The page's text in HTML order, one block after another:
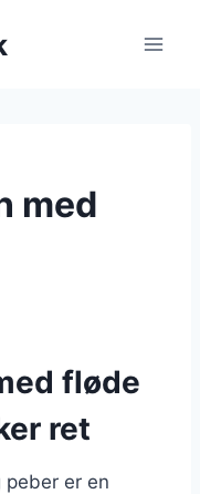
med
fløde
ret
peber er en